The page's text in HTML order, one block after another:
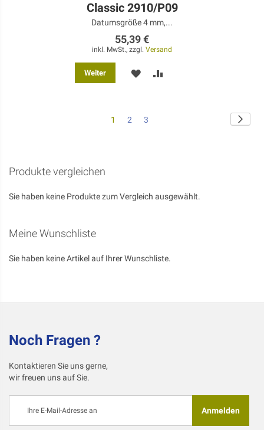
Classic 2910/P09
Datumsgröße 4 mm,...
55,39 €
inkl. MwSt., zzgl. Versand
Weiter MERKEN
Seite
Sie
1 Seite
2 Seite
3
Produkte vergleichen
Sie haben keine Produkte zum Vergleich ausgewählt.
Meine Wunschliste
Sie haben keine Artikel auf Ihrer Wunschliste.
Noch Fragen ?
Kontaktieren Sie uns gerne,
wir freuen uns auf Sie.
sich
Anmelden